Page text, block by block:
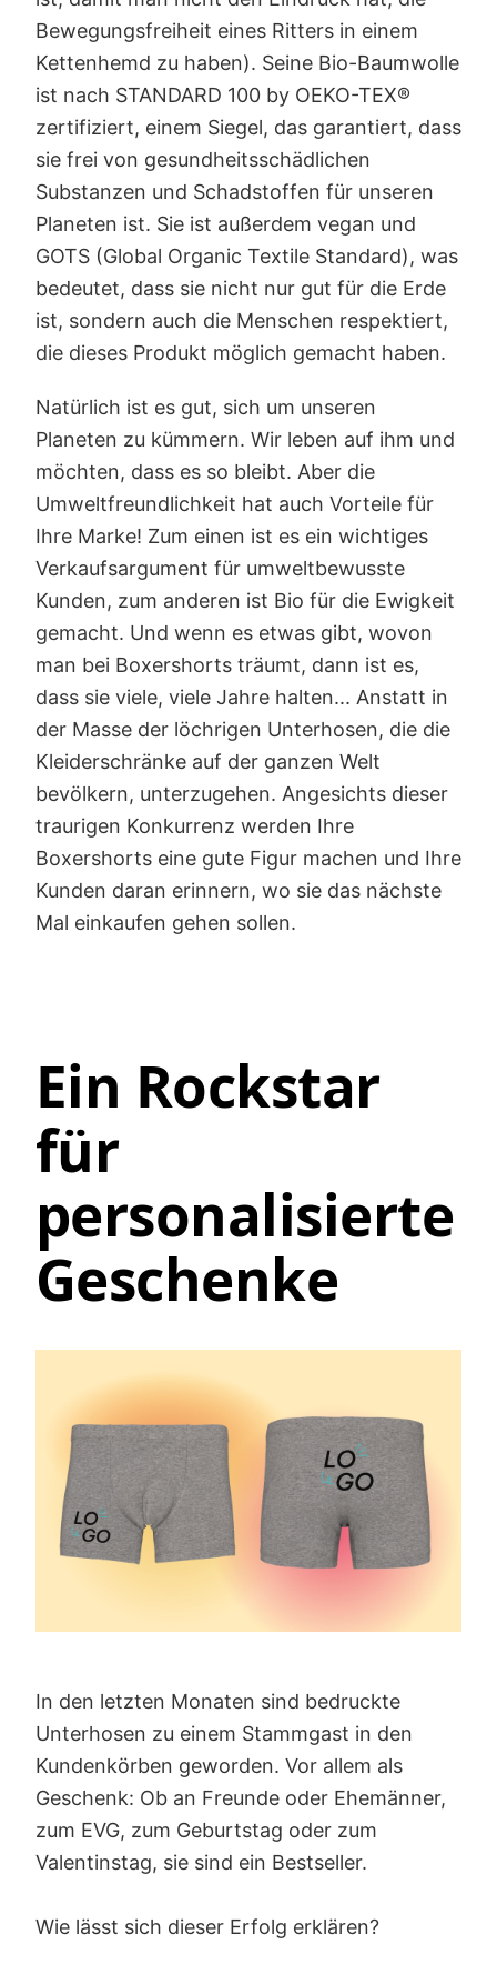
Bewegungsfreiheit eines Ritters in einem
Kettenhemd zu haben). Seine Bio-Baumwolle
ist nach STANDARD 100 by OEKO-TEX®
zertifiziert, einem Siegel, das garantiert, dass
sie frei von gesundheitsschädlichen
Substanzen und Schadstoffen für unseren
Planeten ist. Sie ist außerdem vegan und
GOTS (Global Organic Textile Standard), was
bedeutet, dass sie nicht nur gut für die Erde
ist, sondern auch die Menschen respektiert,
die dieses Produkt möglich gemacht haben.
Natürlich ist es gut, sich um unseren
Planeten zu kümmern. Wir leben auf ihm und
möchten, dass es so bleibt. Aber die
Umweltfreundlichkeit hat auch Vorteile für
Ihre Marke! Zum einen ist es ein wichtiges
Verkaufsargument für umweltbewusste
Kunden, zum anderen ist Bio für die Ewigkeit
gemacht. Und wenn es etwas gibt, wovon
man bei Boxershorts träumt, dann ist es,
dass sie viele, viele Jahre halten... Anstatt in
der Masse der löchrigen Unterhosen, die die
Kleiderschränke auf der ganzen Welt
bevölkern, unterzugehen. Angesichts dieser
traurigen Konkurrenz werden Ihre
Boxershorts eine gute Figur machen und Ihre
Kunden daran erinnern, wo sie das nächste
Mal einkaufen gehen sollen.
Ein Rockstar
für
personalisierte
Geschenke
In den letzten Monaten sind bedruckte
Unterhosen zu einem Stammgast in den
Kundenkörben geworden. Vor allem als
Geschenk: Ob an Freunde oder Ehemänner,
zum EVG, zum Geburtstag oder zum
Valentinstag, sie sind ein Bestseller.
Wie lässt sich dieser Erfolg erklären?